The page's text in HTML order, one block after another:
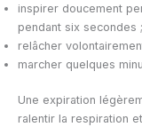
inspirer doucement
pendant six secondes ;
relâcher
marcher quelques
Une expiration
ralentir la respiration